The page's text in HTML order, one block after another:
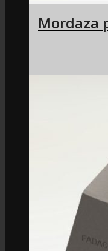
Mordaza